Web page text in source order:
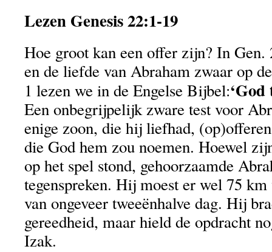
Lezen Genesis 22:1-19
Hoe groot kan een offer zijn? In
en de liefde van Abraham zwaar op
1 lezen we in de Engelse Bijbel:
Een onbegrijpelijk zware test voor
enige zoon, die hij liefhad,
die God hem zou noemen. Hoewel
op het spel stond, gehoorzaamde
tegenspreken. Hij moest er wel 75
van ongeveer tweeënhalve dag. Hij
gereedheid, maar hield de opdracht
Izak.